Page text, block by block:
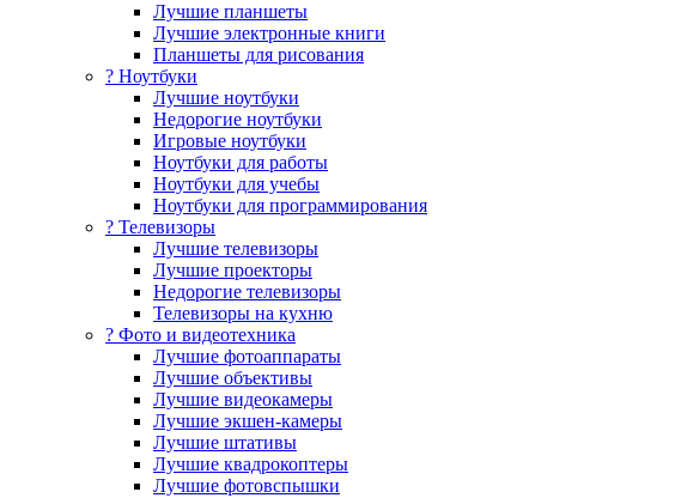
Лучшие планшеты
Лучшие электронные книги
Планшеты для рисования
? Ноутбуки
Лучшие ноутбуки
Недорогие ноутбуки
Игровые ноутбуки
Ноутбуки для работы
Ноутбуки для учебы
Ноутбуки для программирования
? Телевизоры
Лучшие телевизоры
Лучшие проекторы
Недорогие телевизоры
Телевизоры на кухню
? Фото и видеотехника
Лучшие фотоаппараты
Лучшие объективы
Лучшие видеокамеры
Лучшие экшен-камеры
Лучшие штативы
Лучшие квадрокоптеры
Лучшие фотовспышки